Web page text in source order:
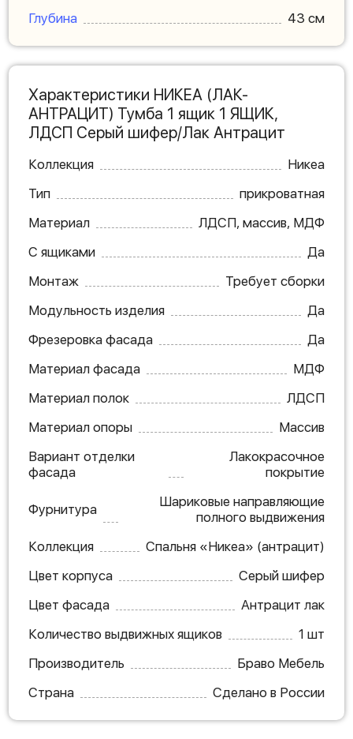
Глубина
43 см
Характеристики НИКЕА (ЛАК-
АНТРАЦИТ) Тумба 1 ящик 1 ЯЩИК,
ЛДСП Серый шифер/Лак Антрацит
Коллекция
Никеа
Тип
прикроватная
Материал
ЛДСП, массив, МДФ
С ящиками
Да
Монтаж
Требует сборки
Модульность изделия
Да
Фрезеровка фасада
Да
Материал фасада
МДФ
Материал полок
ЛДСП
Материал опоры
Массив
Вариант отделки
фасада
Лакокрасочное
покрытие
Фурнитура
Шариковые направляющие
полного выдвижения
Коллекция
Спальня «Никеа» (антрацит)
Цвет корпуса
Серый шифер
Цвет фасада
Антрацит лак
Количество выдвижных ящиков
1 шт
Производитель
Браво Мебель
Страна
Сделано в России